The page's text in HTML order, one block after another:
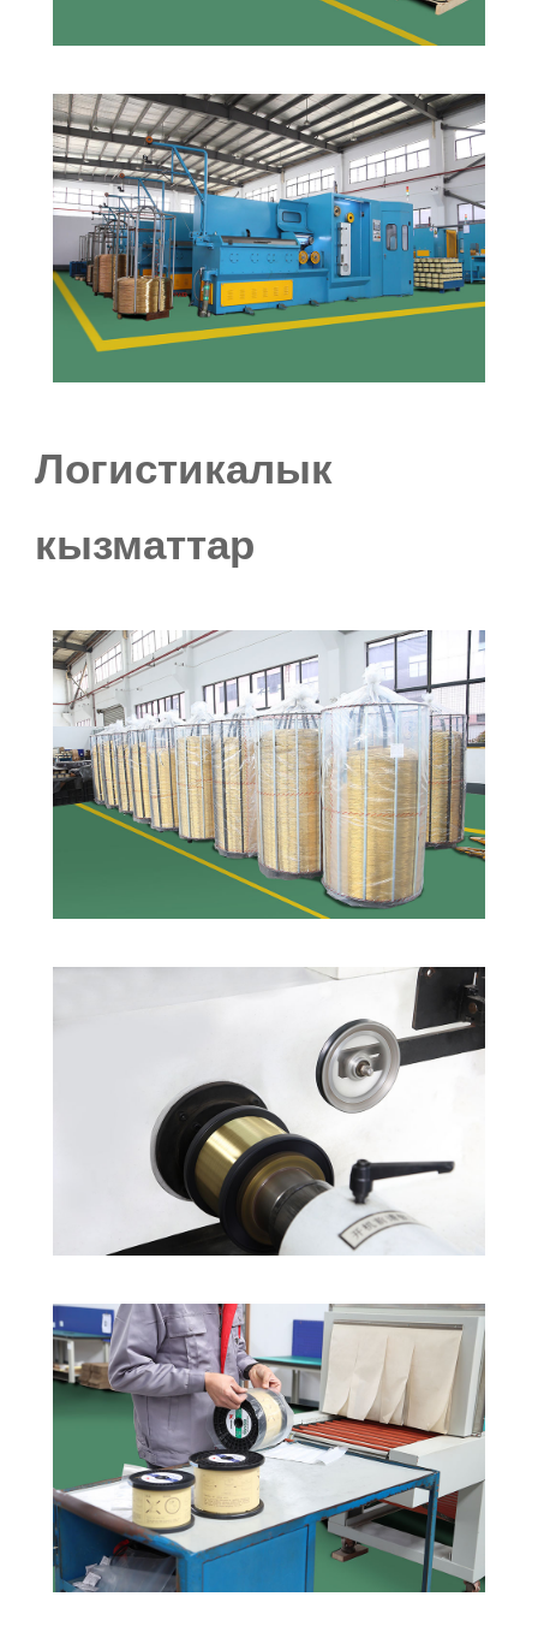
Логистикалык
кызматтар